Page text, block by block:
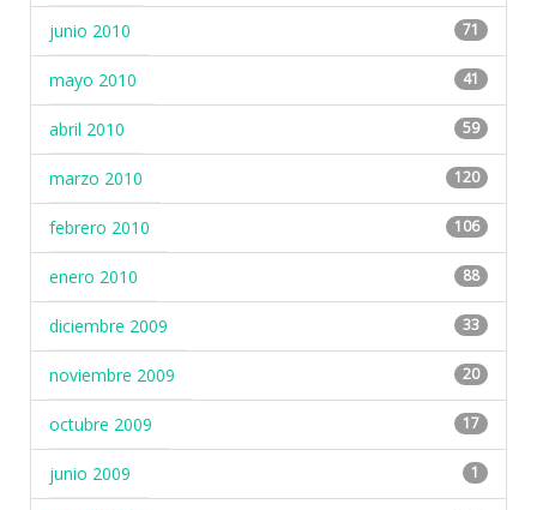
junio 2010 71
mayo 2010 41
abril 2010 59
marzo 2010 120
febrero 2010 106
enero 2010 88
diciembre 2009 33
noviembre 2009 20
octubre 2009 17
junio 2009 1